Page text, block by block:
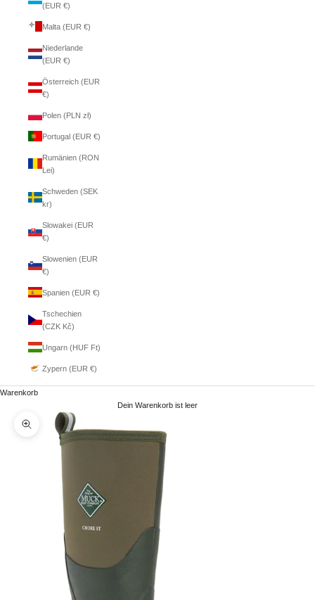
(EUR €)
Malta (EUR €)
Niederlande
(EUR €)
Österreich (EUR
€)
Polen (PLN zł)
Portugal (EUR €)
Rumänien (RON
Lei)
Schweden (SEK
kr)
Slowakei (EUR
€)
Slowenien (EUR
€)
Spanien (EUR €)
Tschechien
(CZK Kč)
Ungarn (HUF Ft)
Zypern (EUR €)
Warenkorb
Dein Warenkorb ist leer
Bild vergrößern